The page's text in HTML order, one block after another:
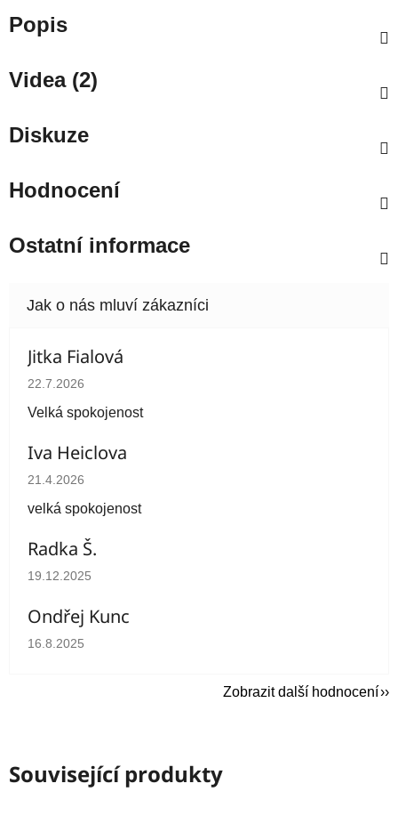
Popis
Videa (2)
Diskuze
Hodnocení
Ostatní informace
Jitka Fialová
Hodnocení obchodu je 5 z 5 hvězdiček.
22.7.2026
Velká spokojenost
Iva Heiclova
Hodnocení obchodu je 5 z 5 hvězdiček.
21.4.2026
velká spokojenost
Radka Š.
Hodnocení obchodu je 5 z 5 hvězdiček.
19.12.2025
Ondřej Kunc
Hodnocení obchodu je 5 z 5 hvězdiček.
16.8.2025
Zobrazit další hodnocení
Související produkty